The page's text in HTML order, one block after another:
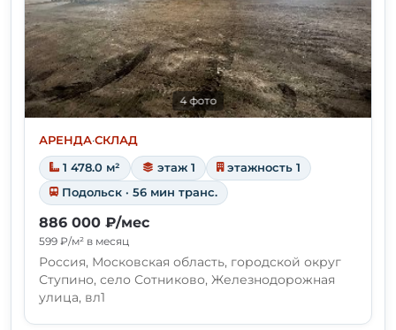
4 фото
АРЕНДА·СКЛАД
1 478.0 м² этаж 1
этажность 1
Подольск · 56 мин транс.
886 000 ₽/мес
599 ₽/м² в месяц
Россия, Московская область, городской округ
Ступино, село Сотниково, Железнодорожная
улица, вл1